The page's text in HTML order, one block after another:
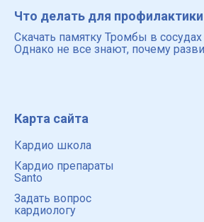
Что делать для
Скачать памятку Тромбы в
Однако не все знают, почему
Карта сайта
Кардио школа
Кардио препараты
Santo
Задать вопрос
кардиологу